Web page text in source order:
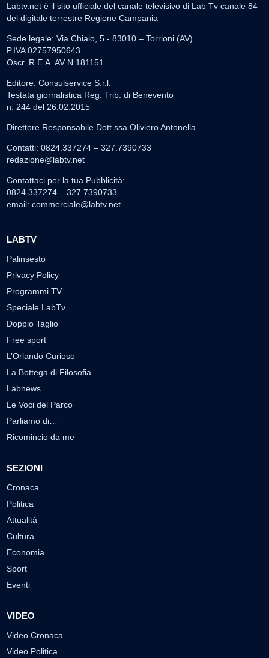
Labtv.net è il sito ufficiale del canale televisivo di Lab Tv canale 84
del digitale terrestre Regione Campania
Sede legale: Via Chiaio, 5 - 83010 – Torrioni (AV)
P.IVA 02757950643
Oscr. R.E.A. AV N.181151
Editore: Consulservice S.r.l.
Testata giornalistica Reg. Trib. di Benevento
n. 244 del 26.02.2015
Direttore Responsabile Dott.ssa Oliviero Antonella
Contatti: 0824.337274 – 327.7390733
redazione@labtv.net
Contattaci per la tua Pubblicità:
0824.337274 – 327.7390733
email: commerciale@labtv.net
LABTV
Palinsesto
Privacy Policy
Programmi TV
Speciale LabTv
Doppio Taglio
Free sport
L’Orlando Curioso
La Bottega di Filosofia
Labnews
Le Voci del Parco
Parliamo di…
Ricomincio da me
SEZIONI
Cronaca
Politica
Attualità
Cultura
Economia
Sport
Eventi
VIDEO
Video Cronaca
Video Politica